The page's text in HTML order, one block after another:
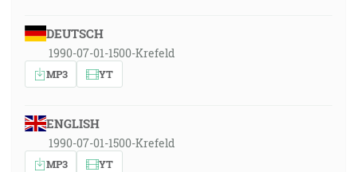
DEUTSCH
1990-07-01-1500-Krefeld
MP3 YT
ENGLISH
1990-07-01-1500-Krefeld
MP3 YT